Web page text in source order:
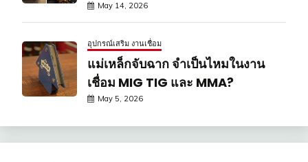
May 14, 2026
อุปกรณ์เสริม งานเชื่อม
แม่เหล็กจับฉาก จำเป็นไหมในงาน
เชื่อม MIG TIG และ MMA?
May 5, 2026